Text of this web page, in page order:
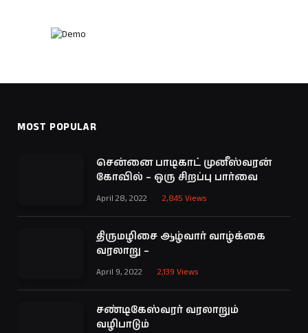
MOST POPULAR
சென்னை பாடிகாட் முனீஸ்வரன்
கோவில் – ஒரு சிறப்பு பார்வை
April 28, 2022 2,845 Views
திருமழிசை ஆழ்வார் வாழ்க்கை
வரலாறு –
April 9, 2022 2,139 Views
சண்டிகேஸ்வரர் வரலாறும்
வழிபாடும்